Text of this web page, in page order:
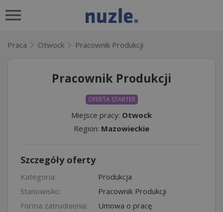
Praca Otwock Pracownik Produkcji
Pracownik Produkcji
OFERTA STARTER
Miejsce pracy: Otwock
Region: Mazowieckie
Szczegóły oferty
Kategoria:
Produkcja
Stanowisko:
Pracownik Produkcji
Forma zatrudnienia:
Umowa o pracę